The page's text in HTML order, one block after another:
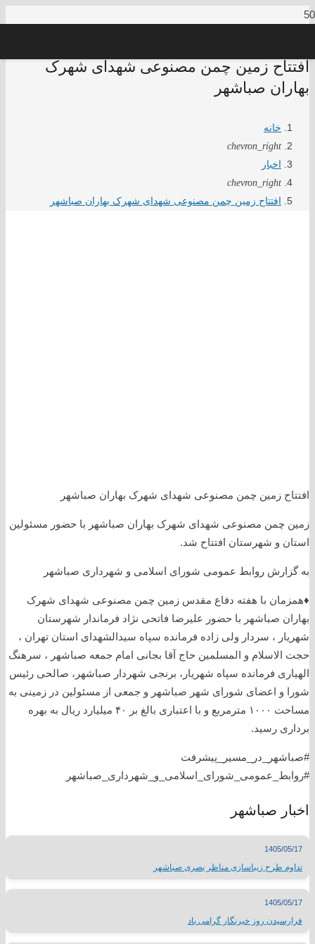
افتتاح زمین چمن مصنوعی شهدای شهرک
بهاران صباشهر
خانه
chevron_right
اخبار
chevron_right
افتتاح زمین چمن مصنوعی شهدای شهرک بهاران صباشهر
افتتاح زمین چمن مصنوعی شهدای شهرک بهاران صباشهر
زمین چمن مصنوعی شهدای شهرک بهاران صباشهر با حضور مسئولین
استان و شهرستان افتتاح شد.
به گزارش روابط عمومی شورای اسلامی و شهرداری صباشهر
♦️همزمان با هفته دفاع مقدس زمین چمن مصنوعی شهدای شهرک
بهاران صباشهر با حضور علیرضا فاتحی نژاد فرماندار شهرستان
شهریار ، سردار ولی زاده فرمانده سپاه سیدالشهدای استان تهران ،
حجت الاسلام و المسلمین حاج آقا بجانی امام جمعه صباشهر ، سرهنگ
الهیاری فرمانده سپاه شهریار، برنجی شهردار صباشهر، صالحی رئیس
شورا و اعضای شورای شهر صباشهر و جمعی از مسئولین در زمینی به
مساحت ۱۰۰۰ مترمربع و با اعتباری بالغ بر ۴۰ میلیارد ریال به بهره
برداری رسید.
#صباشهر_در_مسیر_پیشرفت
#روابط_عمومی_شورای_اسلامی_و_شهرداری_صباشهر
اخبار صباشهر
1405/05/17
تداوم طرح زیباسازی مناظر بصری صباشهر
1405/05/17
فرارسیدن روز خبرنگار گرامی باد